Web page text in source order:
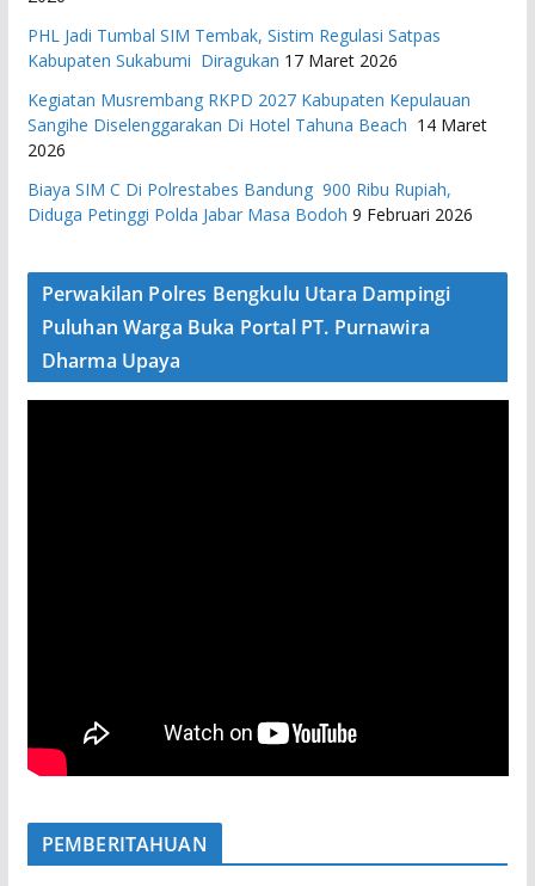
PHL Jadi Tumbal SIM Tembak, Sistim Regulasi Satpas
Kabupaten Sukabumi Diragukan 17 Maret 2026
Kegiatan Musrembang RKPD 2027 ​Kabupaten Kepulauan
Sangihe Diselenggarakan Di Hotel Tahuna Beach 14 Maret
2026
Biaya SIM C Di Polrestabes Bandung 900 Ribu Rupiah,
Diduga Petinggi Polda Jabar Masa Bodoh 9 Februari 2026
Perwakilan Polres Bengkulu Utara Dampingi
Puluhan Warga Buka Portal PT. Purnawira
Dharma Upaya
PEMBERITAHUAN